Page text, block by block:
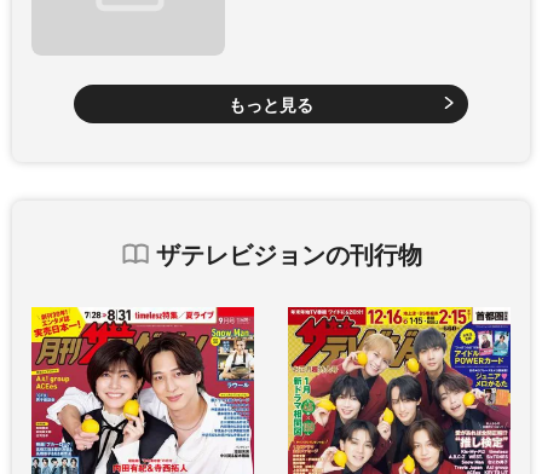
もっと見る
ザテレビジョンの刊行物